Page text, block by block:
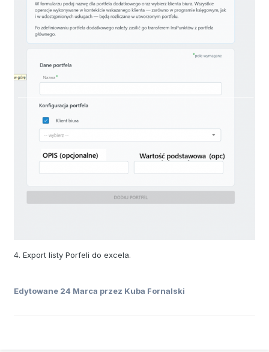
4. Export listy Porfeli do excela.
Edytowane 24 Marca przez Kuba Fornalski